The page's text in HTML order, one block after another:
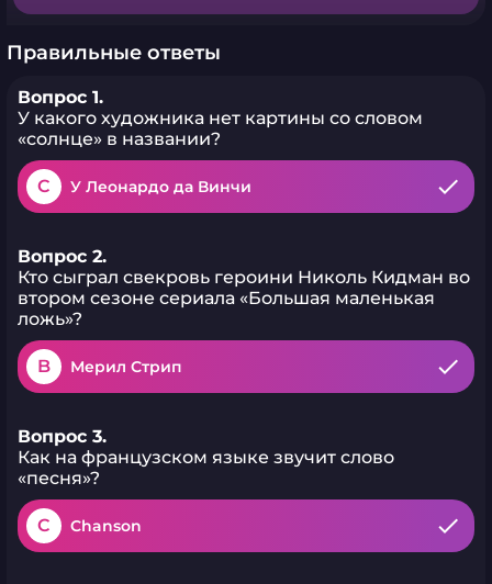
Правильные ответы
Вопрос 1.
У какого художника нет картины со словом
«солнце» в названии?
C У Леонардо да Винчи
Вопрос 2.
Кто сыграл свекровь героини Николь Кидман во
втором сезоне сериала «Большая маленькая
ложь»?
B Мерил Стрип
Вопрос 3.
Как на французском языке звучит слово
«песня»?
C Chanson